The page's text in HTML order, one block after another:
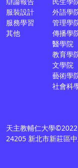
服裝設計
服務學習
其他
外語學
管理學
傳播學
醫學院
教育學
文學院
藝術學
社會科
天主教輔仁大學
24205 新北市新莊區